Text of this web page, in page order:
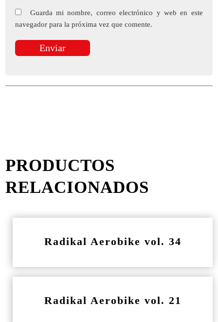
Guarda mi nombre, correo electrónico y web en este
navegador para la próxima vez que comente.
PRODUCTOS
RELACIONADOS
Radikal Aerobike vol. 34
Radikal Aerobike vol. 21